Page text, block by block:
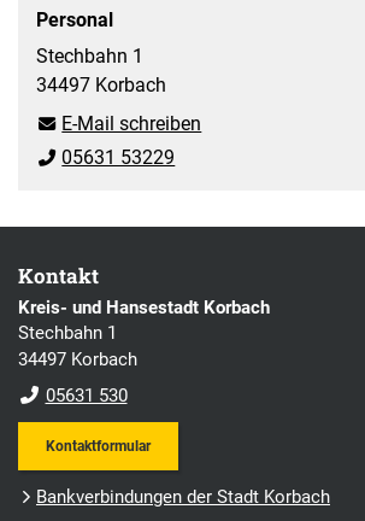
Personal
Stechbahn 1
34497 Korbach
E-Mail schreiben
05631 53229
Kontakt
Kreis- und Hansestadt Korbach
Stechbahn 1
34497 Korbach
05631 530
Kontaktformular
Bankverbindungen der Stadt Korbach